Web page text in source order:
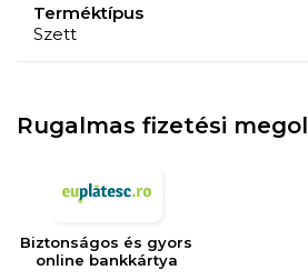
Terméktípus
Szett
Rugalmas fizetési
Biztonságos és gyors
online bankkártya